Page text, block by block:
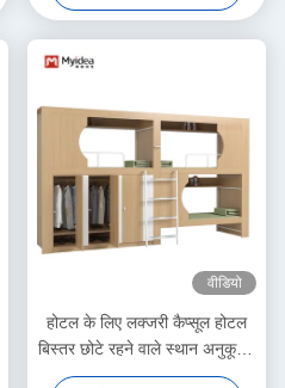
वीडियो
होटल के लिए लक्जरी कैप्सूल होटल
बिस्तर छोटे रहने वाले स्थान अनुकूलन
का समर्थन करें